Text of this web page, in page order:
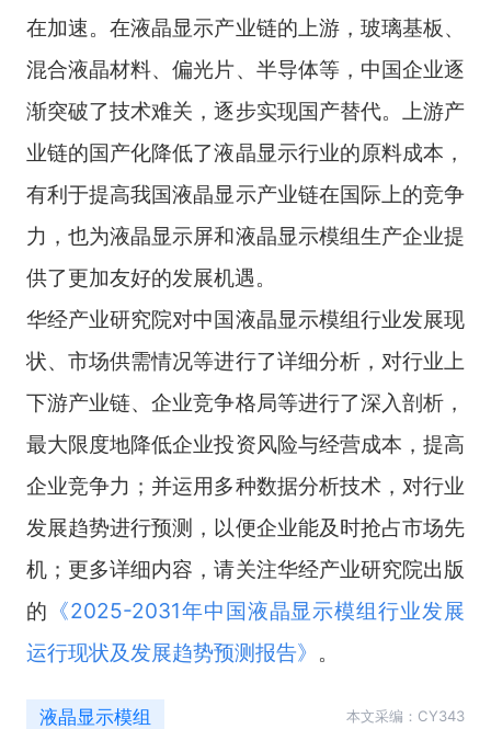
在加速。在液晶显示产业链的上游，玻璃基板、
混合液晶材料、偏光片、半导体等，中国企业逐
渐突破了技术难关，逐步实现国产替代。上游产
业链的国产化降低了液晶显示行业的原料成本，
有利于提高我国液晶显示产业链在国际上的竞争
力，也为液晶显示屏和液晶显示模组生产企业提
供了更加友好的发展机遇。
华经产业研究院对中国液晶显示模组行业发展现
状、市场供需情况等进行了详细分析，对行业上
下游产业链、企业竞争格局等进行了深入剖析，
最大限度地降低企业投资风险与经营成本，提高
企业竞争力；并运用多种数据分析技术，对行业
发展趋势进行预测，以便企业能及时抢占市场先
机；更多详细内容，请关注华经产业研究院出版
的 《2025-2031年中国液晶显示模组行业发展
运行现状及发展趋势预测报告》 。
液晶显示模组 本文采编：CY343